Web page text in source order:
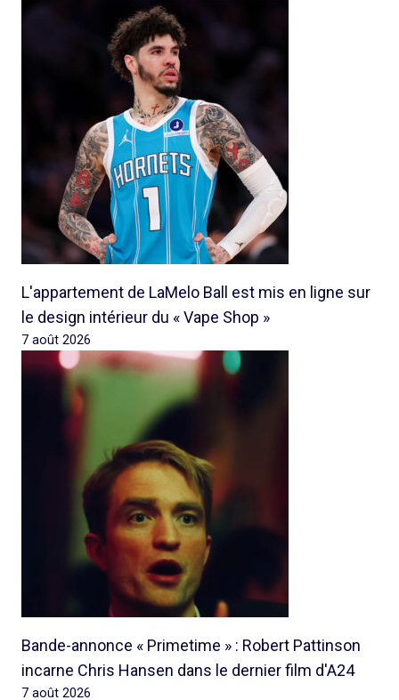
L'appartement de LaMelo Ball est mis en ligne sur
le design intérieur du « Vape Shop »
7 août 2026
Bande-annonce « Primetime » : Robert Pattinson
incarne Chris Hansen dans le dernier film d'A24
7 août 2026